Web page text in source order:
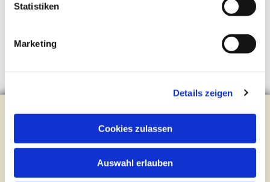
Statistiken
Marketing
Details zeigen
Cookies zulassen
Auswahl erlauben
Evangelische Kirchengemeinde Steinhagen
Brockhagener Straße 28 | 33803 Steinhagen
Tel.:0 52 04 / 36 28
Newsletter abonnieren